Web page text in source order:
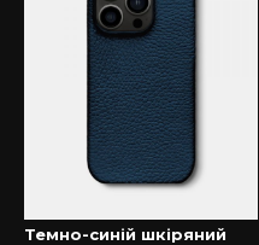
Темно-синій шкіряний